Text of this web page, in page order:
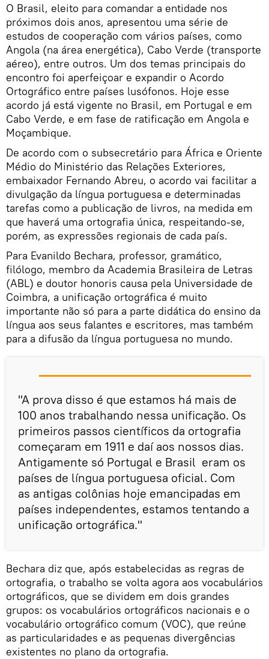
O Brasil, eleito para comandar a entidade nos
próximos dois anos, apresentou uma série de
estudos de cooperação com vários países, como
Angola (na área energética), Cabo Verde (transporte
aéreo), entre outros. Um dos temas principais do
encontro foi aperfeiçoar e expandir o Acordo
Ortográfico entre países lusófonos. Hoje esse
acordo já está vigente no Brasil, em Portugal e em
Cabo Verde, e em fase de ratificação em Angola e
Moçambique.
De acordo com o subsecretário para África e Oriente
Médio do Ministério das Relações Exteriores,
embaixador Fernando Abreu, o acordo vai facilitar a
divulgação da língua portuguesa e determinadas
tarefas como a publicação de livros, na medida em
que haverá uma ortografia única, respeitando-se,
porém, as expressões regionais de cada país.
Para Evanildo Bechara, professor, gramático,
filólogo, membro da Academia Brasileira de Letras
(ABL) e doutor honoris causa pela Universidade de
Coimbra, a unificação ortográfica é muito
importante não só para a parte didática do ensino da
língua aos seus falantes e escritores, mas também
para a difusão da língua portuguesa no mundo.
"A prova disso é que estamos há mais de
100 anos trabalhando nessa unificação. Os
primeiros passos científicos da ortografia
começaram em 1911 e daí aos nossos dias.
Antigamente só Portugal e Brasil eram os
países de língua portuguesa oficial. Com
as antigas colônias hoje emancipadas em
países independentes, estamos tentando a
unificação ortográfica."
Bechara diz que, após estabelecidas as regras de
ortografia, o trabalho se volta agora aos vocabulários
ortográficos, que se dividem em dois grandes
grupos: os vocabulários ortográficos nacionais e o
vocabulário ortográfico comum (VOC), que reúne
as particularidades e as pequenas divergências
existentes no plano da ortografia.